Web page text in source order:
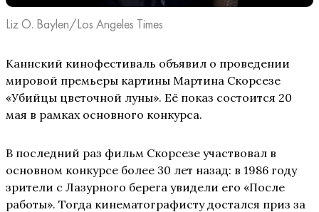
Liz O. Baylen/Los Angeles Times
Каннский кинофестиваль объявил о проведении
мировой премьеры картины Мартина Скорсезе
«Убийцы цветочной луны». Её показ состоится 20
мая в рамках основного конкурса.
В последний раз фильм Скорсезе участвовал в
основном конкурсе более 30 лет назад: в 1986 году
зрители с Лазурного берега увидели его «После
работы». Тогда кинематографисту достался приз за